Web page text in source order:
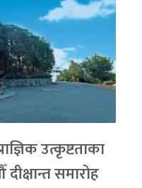
उत्कृष्टताका
समारोह